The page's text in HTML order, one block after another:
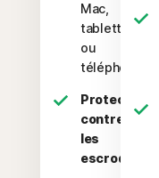
Mac,
tablettes
ou
téléphones
Protection
contre
les
escroqueries